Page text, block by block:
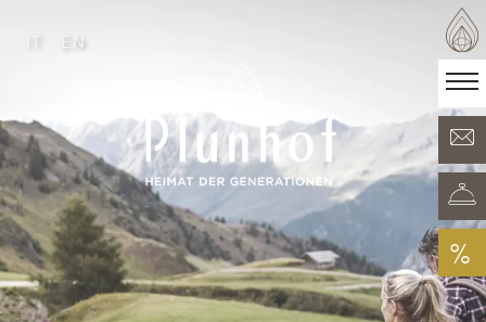
Zimmer & Angebote
Minera Acqua & Spa
Plunhof Erlebnisse
Entdeckungen rundum
%
IT EN